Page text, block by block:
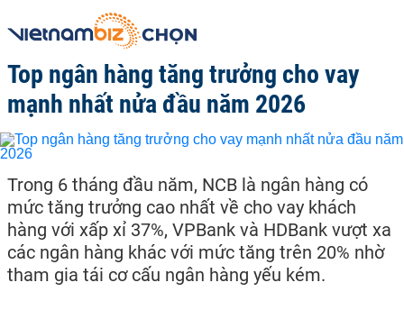
Top ngân hàng tăng trưởng cho vay
mạnh nhất nửa đầu năm 2026
Trong 6 tháng đầu năm, NCB là ngân hàng có
mức tăng trưởng cao nhất về cho vay khách
hàng với xấp xỉ 37%, VPBank và HDBank vượt xa
các ngân hàng khác với mức tăng trên 20% nhờ
tham gia tái cơ cấu ngân hàng yếu kém.